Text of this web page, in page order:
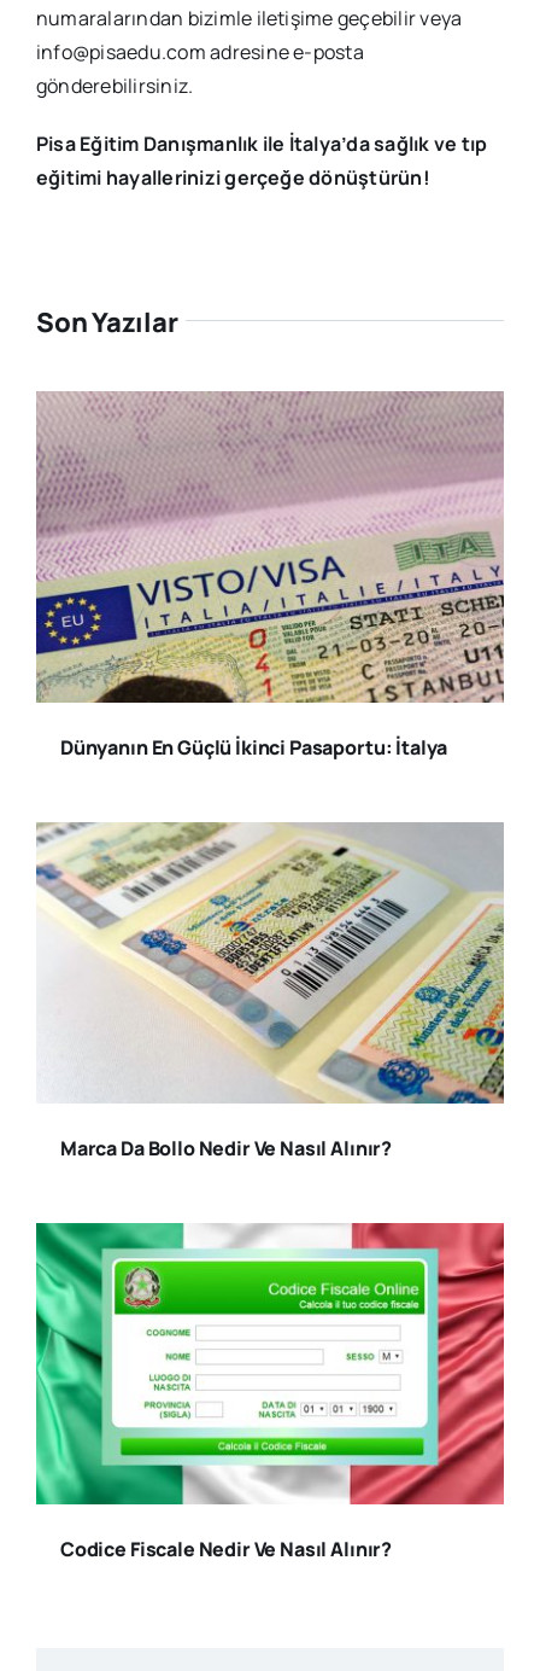
numaralarından bizimle iletişime geçebilir veya
info@pisaedu.comadresine e-posta
gönderebilirsiniz.
Pisa Eğitim Danışmanlık ile İtalya’da sağlık ve tıp
eğitimi hayallerinizi gerçeğe dönüştürün!
Son Yazılar
Dünyanın En Güçlü İkinci Pasaportu: İtalya
Marca Da Bollo Nedir Ve Nasıl Alınır?
Codice Fiscale Nedir Ve Nasıl Alınır?